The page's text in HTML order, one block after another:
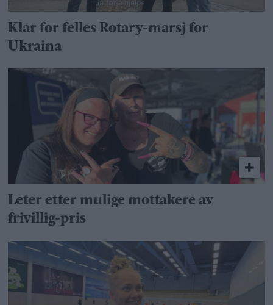
Klar for felles Rotary-marsj for
Ukraina
Leter etter mulige mottakere av
frivillig-pris